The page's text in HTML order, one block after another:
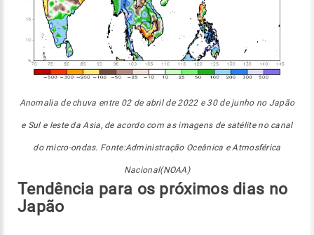
Anomalia de chuva entre 02 de abril de 2022 e 30 de junho no Japão
e Sul e leste da Asia, de acordo com as imagens de satélite no canal
do micro-ondas. Fonte:Administração Oceânica e Atmosférica
Nacional(NOAA)
Tendência para os próximos dias no
Japão